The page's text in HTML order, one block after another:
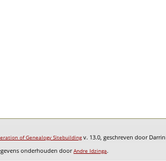
of Genealogy Sitebuildingv. 13.0, geschreven door
onderhouden doorAndre Idzinga.